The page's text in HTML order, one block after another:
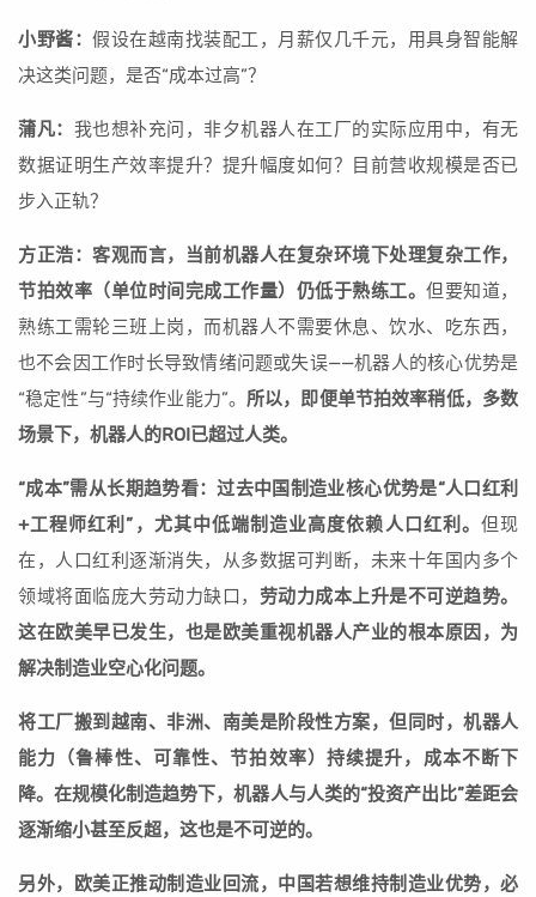
小野酱： 假设在越南找装配工，月薪仅几千元，用具身智能解
决这类问题，是否“成本过高”？
蒲凡： 我也想补充问，非夕机器人在工厂的实际应用中，有无
数据证明生产效率提升？提升幅度如何？目前营收规模是否已
步入正轨？
方正浩：客观而言，当前机器人在复杂环境下处理复杂工作，
节拍效率（单位时间完成工作量）仍低于熟练工。 但要知道，
熟练工需轮三班上岗，而机器人不需要休息、饮水、吃东西，
也不会因工作时长导致情绪问题或失误——机器人的核心优势是
“稳定性”与“持续作业能力”。 所以，即便单节拍效率稍低，多数
场景下，机器人的ROI已超过人类。
“成本”需从长期趋势看：过去中国制造业核心优势是“人口红利
+工程师红利”，尤其中低端制造业高度依赖人口红利。 但现
在，人口红利逐渐消失，从多数据可判断，未来十年国内多个
领域将面临庞大劳动力缺口， 劳动力成本上升是不可逆趋势。
这在欧美早已发生，也是欧美重视机器人产业的根本原因，为
解决制造业空心化问题。
将工厂搬到越南、非洲、南美是阶段性方案，但同时，机器人
能力（鲁棒性、可靠性、节拍效率）持续提升，成本不断下
降。在规模化制造趋势下，机器人与人类的“投资产出比”差距会
逐渐缩小甚至反超，这也是不可逆的。
另外，欧美正推动制造业回流，中国若想维持制造业优势，必